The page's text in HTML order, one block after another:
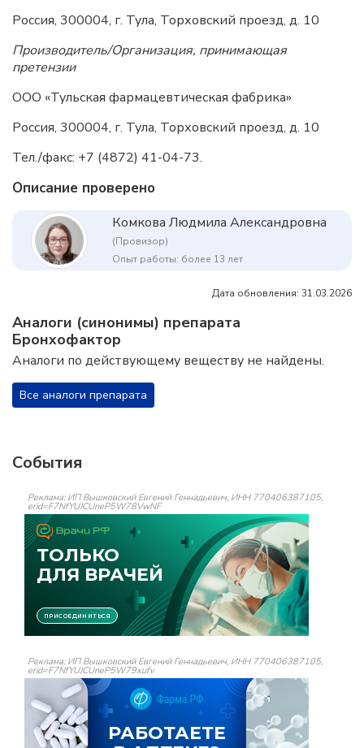
Россия, 300004, г. Тула, Торховский проезд, д. 10
Производитель/Организация, принимающая
претензии
ООО «Тульская фармацевтическая фабрика»
Россия, 300004, г. Тула, Торховский проезд, д. 10
Тел./факс: +7 (4872) 41-04-73.
Описание проверено
Комкова Людмила Александровна
(Провизор)
Опыт работы: более 13 лет
Дата обновления: 31.03.2026
Аналоги (синонимы) препарата
Бронхофактор
Аналоги по действующему веществу не найдены.
Все аналоги препарата
События
Реклама: ИП Вышковский Евгений Геннадьевич, ИНН 770406387105,
erid=F7NfYUJCUneP5W78VwNF
Реклама: ИП Вышковский Евгений Геннадьевич, ИНН 770406387105,
erid=F7NfYUJCUneP5W79xufv